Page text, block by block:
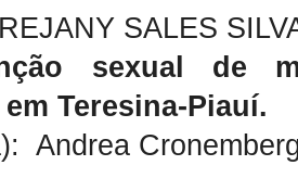
SALES
sexual de
Teresina-Piauí.
Andrea